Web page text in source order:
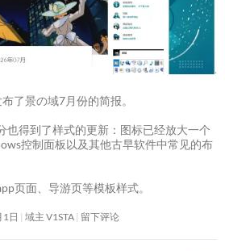
了景の域7月份的简报。
也得到了样式的更新：图标已经放大一个
控制面板以及其他古早软件中常见的布
页面、导游页等模板样式。
1日 域主 V1STA 留下评论